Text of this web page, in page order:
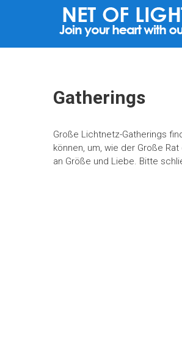
LICHTNETZ
Gatherings
Große Lichtnetz-Gatherings
können, um, wie der Große
an Größe und Liebe. Bitte